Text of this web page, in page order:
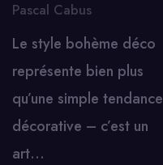
Pascal Cabus
Le style bohème déco
représente bien plus
qu’une simple tendance
décorative – c’est un
art…